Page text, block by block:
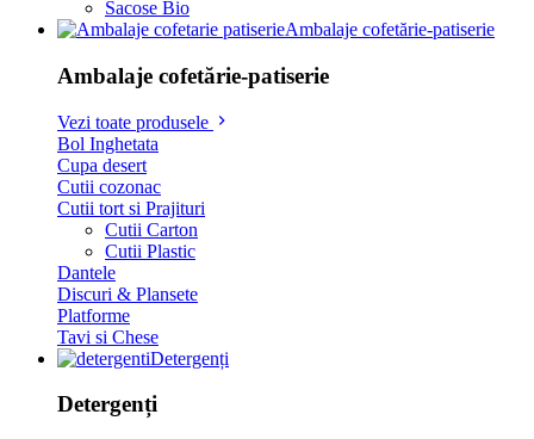
Sacose Bio
Ambalaje cofetărie-patiserie
Ambalaje cofetărie-patiserie
Vezi toate produsele
Bol Inghetata
Cupa desert
Cutii cozonac
Cutii tort si Prajituri
Cutii Carton
Cutii Plastic
Dantele
Discuri & Plansete
Platforme
Tavi si Chese
Detergenți
Detergenți